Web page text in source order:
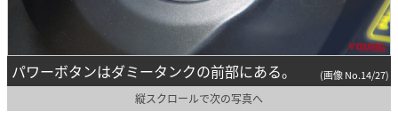
パワーボタンはダミータンクの前部にある。 (画像 No.14/27)
縦スクロールで次の写真へ